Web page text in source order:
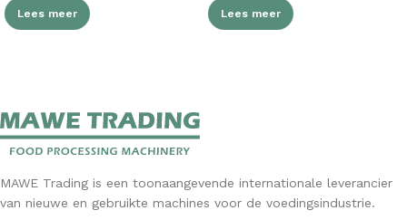
Lees meer Lees meer
MAWE Trading is een toonaangevende internationale leverancier
van nieuwe en gebruikte machines voor de voedingsindustrie.